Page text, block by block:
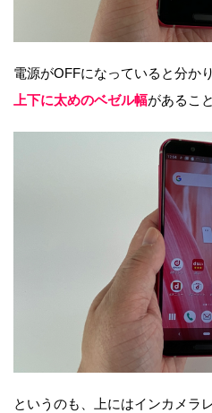
電源がOFFになっていると分か
上下に太めのベゼル幅があるこ
というのも、上にはインカメラ